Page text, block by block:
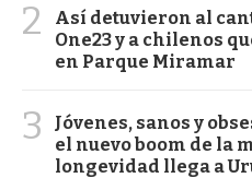
2
Así detuvieron al
One23 y a chilenos
en Parque Miramar
3
Jóvenes, sanos y
el nuevo boom de la
longevidad llega a